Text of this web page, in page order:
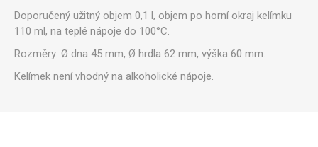
Doporučený užitný objem 0,1 l, objem po horní okraj kelímku
110 ml, na teplé nápoje do 100°C.
Rozměry: Ø dna 45 mm, Ø hrdla 62 mm, výška 60 mm.
Kelímek není vhodný na alkoholické nápoje.